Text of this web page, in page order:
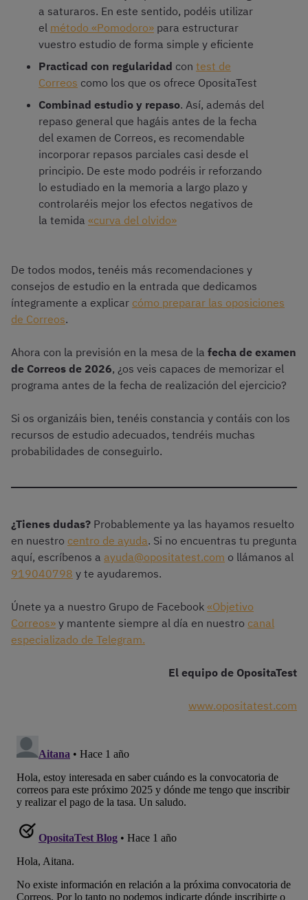
a saturaros. En este sentido, podéis utilizar
el método «Pomodoro» para estructurar
vuestro estudio de forma simple y eficiente
Practicad con regularidad con test de
Correos como los que os ofrece OpositaTest
Combinad estudio y repaso. Así, además del
repaso general que hagáis antes de la fecha
del examen de Correos, es recomendable
incorporar repasos parciales casi desde el
principio. De este modo podréis ir reforzando
lo estudiado en la memoria a largo plazo y
controlaréis mejor los efectos negativos de
la temida «curva del olvido»
De todos modos, tenéis más recomendaciones y
consejos de estudio en la entrada que dedicamos
íntegramente a explicar cómo preparar las oposiciones
de Correos.
Ahora con la previsión en la mesa de la fecha de examen
de Correos de 2026, ¿os veis capaces de memorizar el
programa antes de la fecha de realización del ejercicio?
Si os organizáis bien, tenéis constancia y contáis con los
recursos de estudio adecuados, tendréis muchas
probabilidades de conseguirlo.
¿Tienes dudas? Probablemente ya las hayamos resuelto
en nuestro centro de ayuda. Si no encuentras tu pregunta
aquí, escríbenos a ayuda@opositatest.com o llámanos al
919040798 y te ayudaremos.
Únete ya a nuestro Grupo de Facebook «Objetivo
Correos» y mantente siempre al día en nuestro canal
especializado de Telegram.
El equipo de OpositaTest
www.opositatest.com